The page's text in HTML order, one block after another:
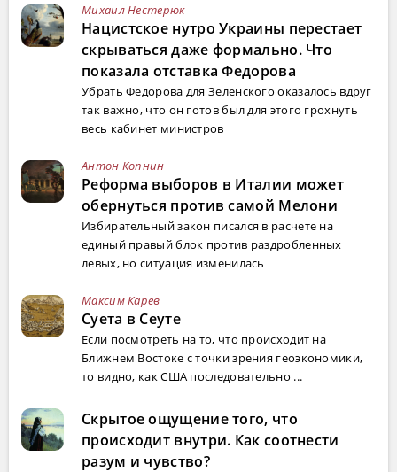
Михаил Нестерюк
Нацистское нутро Украины перестает
скрываться даже формально. Что
показала отставка Федорова
Убрать Федорова для Зеленского оказалось вдруг
так важно, что он готов был для этого грохнуть
весь кабинет министров
Антон Копнин
Реформа выборов в Италии может
обернуться против самой Мелони
Избирательный закон писался в расчете на
единый правый блок против раздробленных
левых, но ситуация изменилась
Максим Карев
Суета в Сеуте
Если посмотреть на то, что происходит на
Ближнем Востоке с точки зрения геоэкономики,
то видно, как США последовательно ...
Скрытое ощущение того, что
происходит внутри. Как соотнести
разум и чувство?